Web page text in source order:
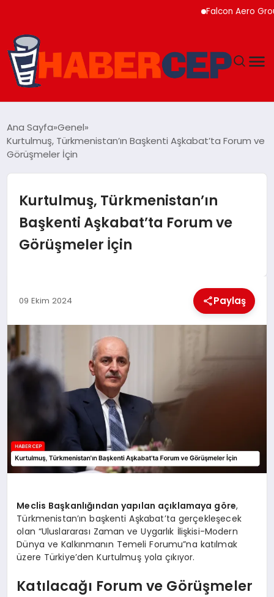
Falcon Aero Group,
GÜNDEM
SOSYAL MEDYA
Ana Sayfa Genel
Kurtulmuş, Türkmenistan’ın Başkenti Aşkabat’ta Forum ve
Görüşmeler İçin
Kurtulmuş, Türkmenistan’ın
Başkenti Aşkabat’ta Forum ve
Görüşmeler İçin
09 Ekim 2024 Paylaş
Meclis Başkanlığından yapılan açıklamaya göre,
Türkmenistan’ın başkenti Aşkabat’ta gerçekleşecek
olan “Uluslararası Zaman ve Uygarlık İlişkisi-Modern
Dünya ve Kalkınmanın Temeli Forumu”na katılmak
üzere Türkiye’den Kurtulmuş yola çıkıyor.
Katılacağı Forum ve Görüşmeler